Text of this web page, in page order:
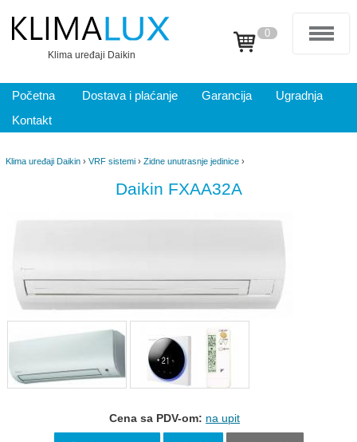
Klima uređaji Daikin
0
Početna Dostava i plaćanje Garancija
Ugradnja
Kontakt
Klima uređaji Daikin › VRF sistemi › Zidne unutrasnje jedinice ›
Daikin FXAA32A
Cena sa PDV-om: na upit